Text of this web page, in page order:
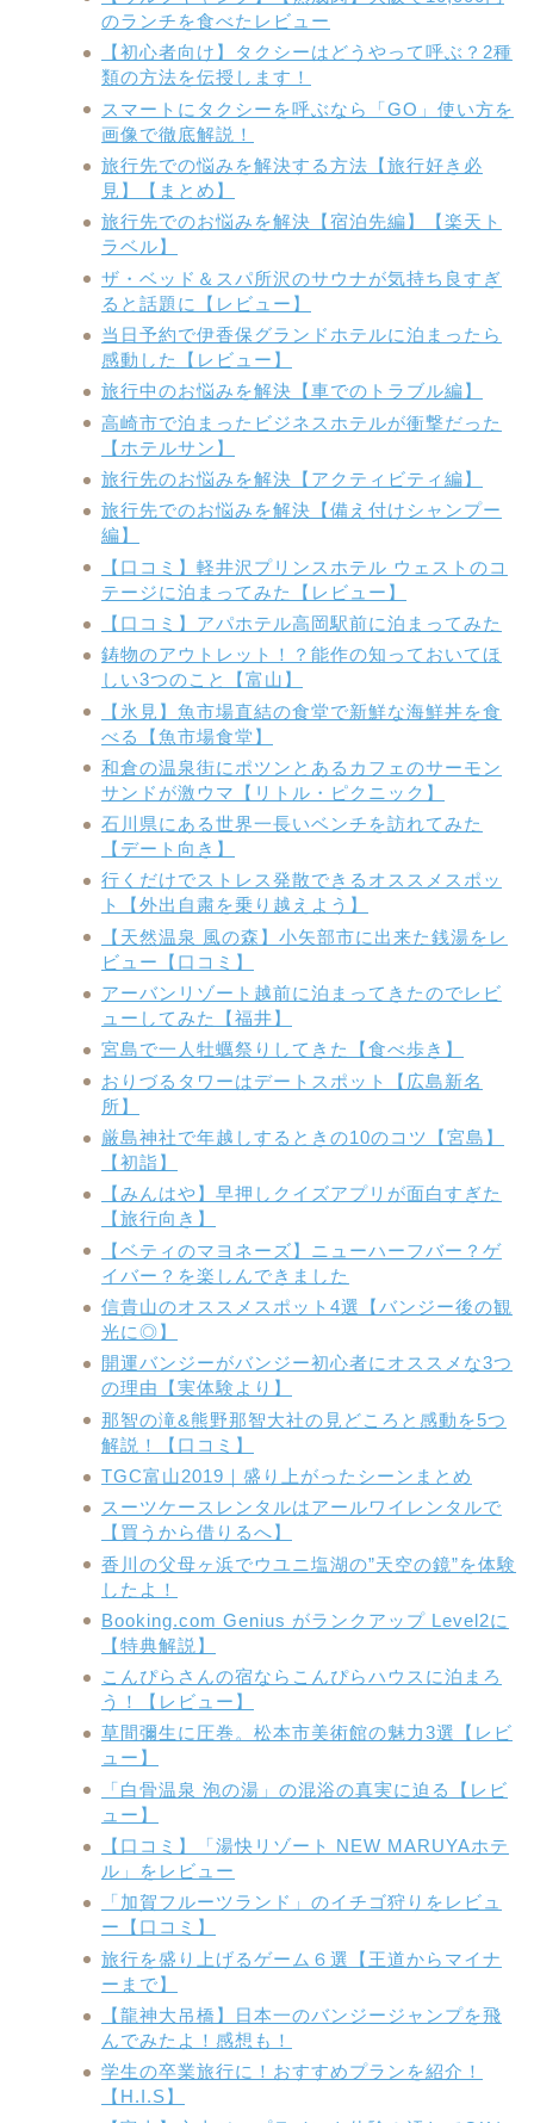
のランチを食べたレビュー
【初心者向け】タクシーはどうやって呼ぶ？2種
類の方法を伝授します！
スマートにタクシーを呼ぶなら「GO」使い方を
画像で徹底解説！
旅行先での悩みを解決する方法【旅行好き必
見】【まとめ】
旅行先でのお悩みを解決【宿泊先編】【楽天ト
ラベル】
ザ・ベッド＆スパ所沢のサウナが気持ち良すぎ
ると話題に【レビュー】
当日予約で伊香保グランドホテルに泊まったら
感動した【レビュー】
旅行中のお悩みを解決【車でのトラブル編】
高崎市で泊まったビジネスホテルが衝撃だった
【ホテルサン】
旅行先のお悩みを解決【アクティビティ編】
旅行先でのお悩みを解決【備え付けシャンプー
編】
【口コミ】軽井沢プリンスホテル ウェストのコ
テージに泊まってみた【レビュー】
【口コミ】アパホテル高岡駅前に泊まってみた
鋳物のアウトレット！？能作の知っておいてほ
しい3つのこと【富山】
【氷見】魚市場直結の食堂で新鮮な海鮮丼を食
べる【魚市場食堂】
和倉の温泉街にポツンとあるカフェのサーモン
サンドが激ウマ【リトル・ピクニック】
石川県にある世界一長いベンチを訪れてみた
【デート向き】
行くだけでストレス発散できるオススメスポッ
ト【外出自粛を乗り越えよう】
【天然温泉 風の森】小矢部市に出来た銭湯をレ
ビュー【口コミ】
アーバンリゾート越前に泊まってきたのでレビ
ューしてみた【福井】
宮島で一人牡蠣祭りしてきた【食べ歩き】
おりづるタワーはデートスポット【広島新名
所】
厳島神社で年越しするときの10のコツ【宮島】
【初詣】
【みんはや】早押しクイズアプリが面白すぎた
【旅行向き】
【ベティのマヨネーズ】ニューハーフバー？ゲ
イバー？を楽しんできました
信貴山のオススメスポット4選【バンジー後の観
光に◎】
開運バンジーがバンジー初心者にオススメな3つ
の理由【実体験より】
那智の滝&熊野那智大社の見どころと感動を5つ
解説！【口コミ】
TGC富山2019｜盛り上がったシーンまとめ
スーツケースレンタルはアールワイレンタルで
【買うから借りるへ】
香川の父母ヶ浜でウユニ塩湖の”天空の鏡”を体験
したよ！
Booking.com Genius がランクアップ Level2に
【特典解説】
こんぴらさんの宿ならこんぴらハウスに泊まろ
う！【レビュー】
草間彌生に圧巻。松本市美術館の魅力3選【レビ
ュー】
「白骨温泉 泡の湯」の混浴の真実に迫る【レビ
ュー】
【口コミ】「湯快リゾート NEW MARUYAホテ
ル」をレビュー
「加賀フルーツランド」のイチゴ狩りをレビュ
ー【口コミ】
旅行を盛り上げるゲーム６選【王道からマイナ
ーまで】
【龍神大吊橋】日本一のバンジージャンプを飛
んでみたよ！感想も！
学生の卒業旅行に！おすすめプランを紹介！
【H.I.S】